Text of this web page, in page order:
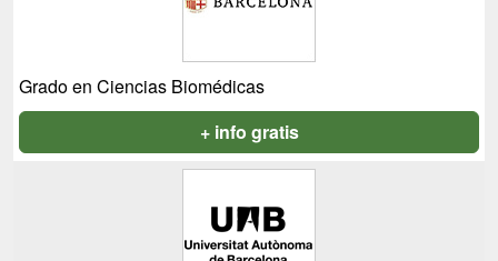
Grado en Ciencias Biomédicas
+ info gratis